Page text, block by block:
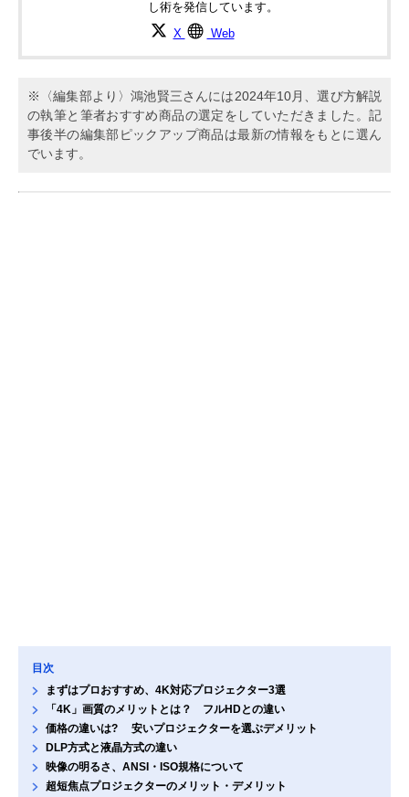
し術を発信しています。
X Web
※〈編集部より〉鴻池賢三さんには2024年10月、選び方解説
の執筆と筆者おすすめ商品の選定をしていただきました。記
事後半の編集部ピックアップ商品は最新の情報をもとに選ん
でいます。
目次
まずはプロおすすめ、4K対応プロジェクター3選
「4K」画質のメリットとは？ フルHDとの違い
価格の違いは? 安いプロジェクターを選ぶデメリット
DLP方式と液晶方式の違い
映像の明るさ、ANSI・ISO規格について
超短焦点プロジェクターのメリット・デメリット